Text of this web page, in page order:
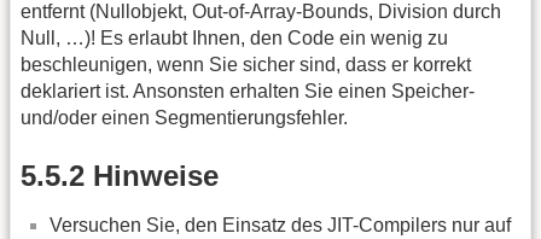
entfernt (Nullobjekt, Out-of-Array-Bounds, Division durch
Null, …)! Es erlaubt Ihnen, den Code ein wenig zu
beschleunigen, wenn Sie sicher sind, dass er korrekt
deklariert ist. Ansonsten erhalten Sie einen Speicher-
und/oder einen Segmentierungsfehler.
5.5.2 Hinweise
Versuchen Sie, den Einsatz des JIT-Compilers nur auf